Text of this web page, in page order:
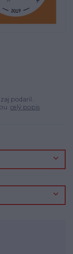
podaril..
celý popis